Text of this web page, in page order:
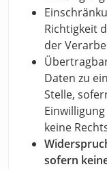
Richtigkeit
der
Daten zu
Stelle,
keine
sofern